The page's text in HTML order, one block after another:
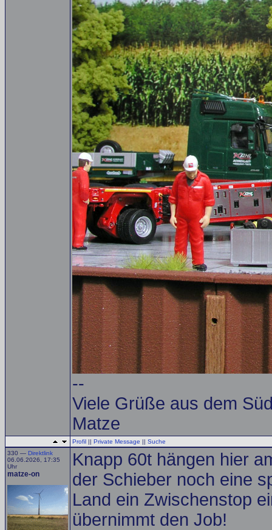
--
Viele Grüße aus dem
Matze
Profil || Private Message || Suche
330 — Direktlink
06.06.2026, 17:35
Uhr
matze-on
Knapp 60t hängen hier
der Schieber noch eine
Land ein Zwischenstop
übernimmt den Job!